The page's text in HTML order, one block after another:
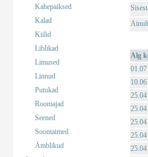
Kahepaiksed
Kalad
Kiilid
Liblikad
Limused
Linnud
Putukad
Roomajad
Seened
Soontaimed
Ämblikud
Alg